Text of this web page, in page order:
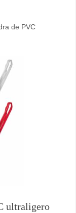
de PVC
ultraligero